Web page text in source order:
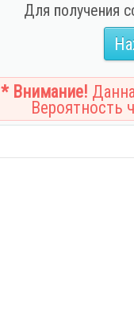
Для получения
* Внимание!
Вероятность